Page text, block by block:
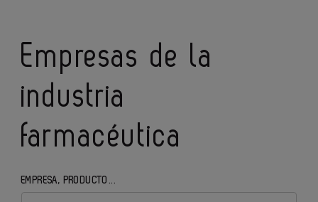
Empresas de la
industria
farmacéutica
EMPRESA, PRODUCTO...